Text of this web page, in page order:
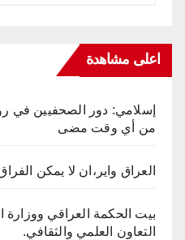
اعلى مشاهدة
إسلامي: دور الصحفيين في
من أي وقت مضى
العراق واير،ان لا يمكن
بيت الحكمة العراقي ووزارة
التعاون العلمي والثقافي.